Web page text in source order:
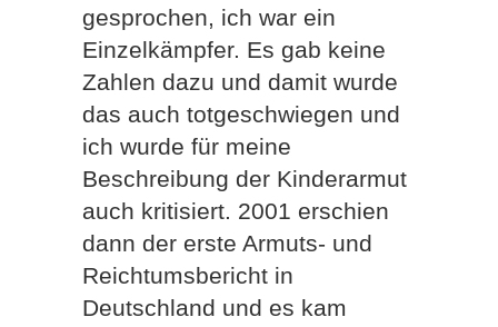
gesprochen, ich war ein
Einzelkämpfer. Es gab keine
Zahlen dazu und damit wurde
das auch totgeschwiegen und
ich wurde für meine
Beschreibung der Kinderarmut
auch kritisiert. 2001 erschien
dann der erste Armuts- und
Reichtumsbericht in
Deutschland und es kam